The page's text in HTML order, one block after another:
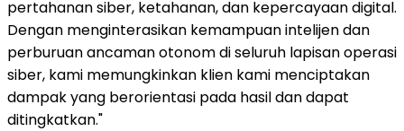
pertahanan siber, ketahanan, dan kepercayaan digital.
Dengan menginterasikan kemampuan intelijen dan
perburuan ancaman otonom di seluruh lapisan operasi
siber, kami memungkinkan klien kami menciptakan
dampak yang berorientasi pada hasil dan dapat
ditingkatkan."